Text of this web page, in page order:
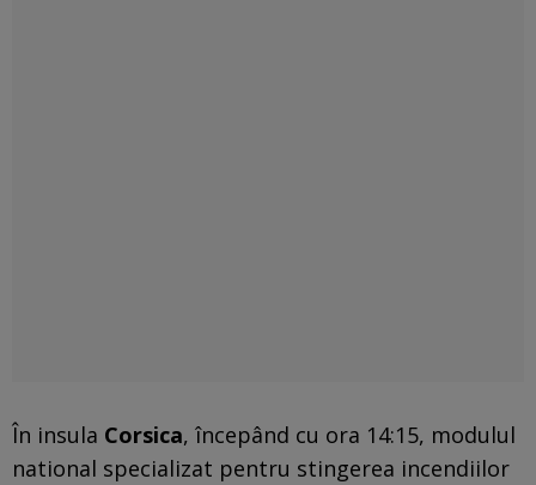
În insula Corsica, începând cu ora 14:15, modulul
national specializat pentru stingerea incendiilor